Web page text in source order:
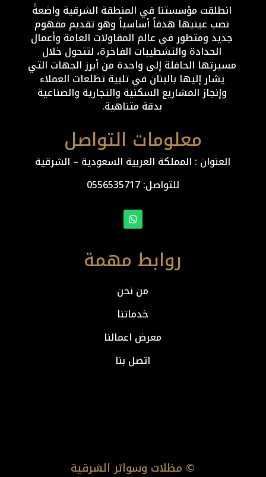
انطلقت مؤسستنا في المنطقة الشرقية واضعةً
نصب عينيها هدفاً أساسياً وهو تقديم مفهوم
جديد ومتطور في عالم المقاولات العامة وأعمال
الحدادة والتشطيبات الفاخرة، لتتحول خلال
مسيرتها الحافلة إلى واحدة من أبرز الجهات التي
يشار إليها بالبنان في تلبية تطلعات العملاء
وإنجاز المشاريع السكنية والتجارية والصناعية
بدقة متناهية.
معلومات التواصل
العنوان : المملكة العربية السعودية – الشرقية
للتواصل: ⁦0556535717
روابط مهمة
من نحن
خدماتنا
معرض اعمالنا
اتصل بنا
© مظلات وسواتر الشرقية